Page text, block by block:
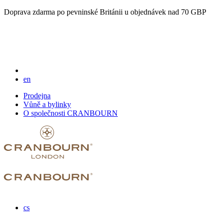
Doprava zdarma po pevninské Británii u objednávek nad 70 GBP
en
Prodejna
Vůně a bylinky
O společnosti CRANBOURN
cs